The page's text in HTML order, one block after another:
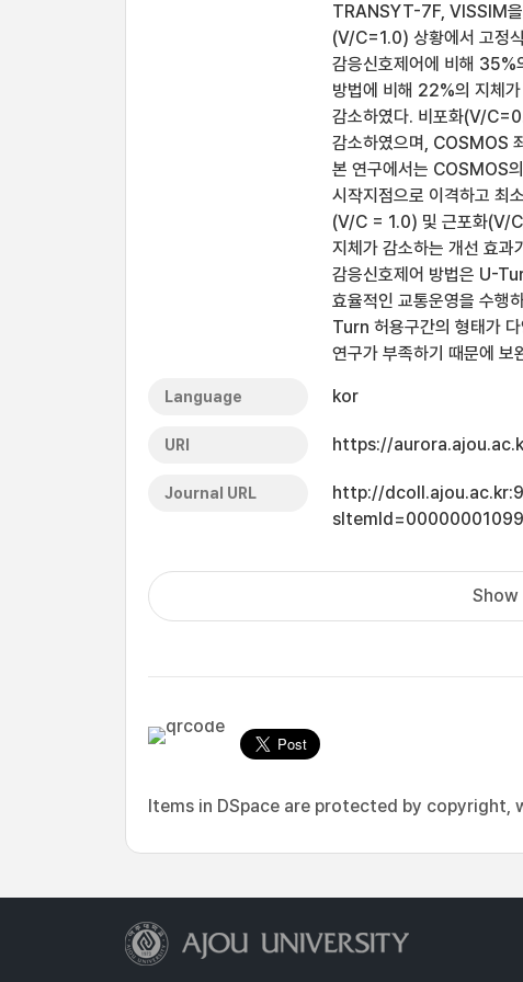
TRANSYT-7F, VISSIM을
(V/C=1.0) 상황에서 고정
감응신호제어에 비해 35%
방법에 비해 22%의 지체
감소하였다. 비포화(V/
감소하였으며, COSMOS
본 연구에서는 COSMOS
시작지점으로 이격하고 최
(V/C = 1.0) 및 근포화(V/
지체가 감소하는 개선 효과
감응신호제어 방법은 U-
효율적인 교통운영을 수행
Turn 허용구간의 형태가
연구가 부족하기 때문에 보
Language kor
URI https://
Journal URL
http://
Items in DSpace are protected by